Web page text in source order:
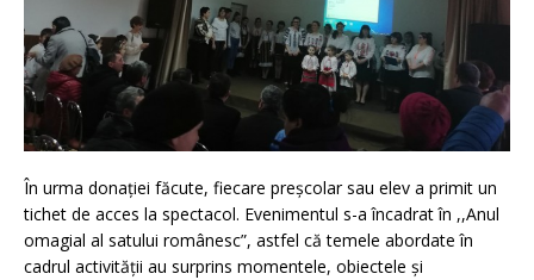
În urma donației făcute, fiecare preșcolar sau elev a primit un
tichet de acces la spectacol. Evenimentul s-a încadrat în ,,Anul
omagial al satului românesc”, astfel că temele abordate în
cadrul activității au surprins momentele, obiectele și